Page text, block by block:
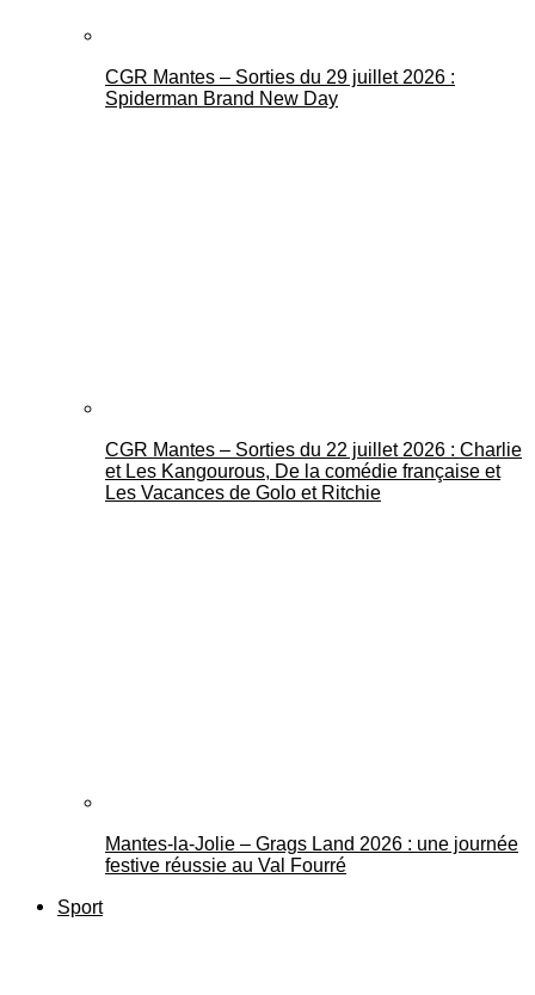
CGR Mantes – Sorties du 29 juillet 2026 :
Spiderman Brand New Day
CGR Mantes – Sorties du 22 juillet 2026 : Charlie
et Les Kangourous, De la comédie française et
Les Vacances de Golo et Ritchie
Mantes-la-Jolie – Grags Land 2026 : une journée
festive réussie au Val Fourré
Sport